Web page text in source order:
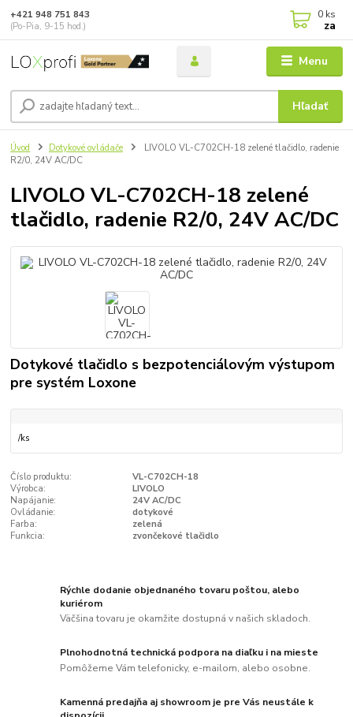
Menu
Hľadať
+421 948 751 843
(Po-Pia, 9-15 hod.)
0 ks
za
Úvod Dotykové ovládače
LIVOLO VL-C702CH-18 zelené tlačidlo, radenie
R2/0, 24V AC/DC
LIVOLO VL-C702CH-18 zelené
tlačidlo, radenie R2/0, 24V AC/DC
Dotykové tlačidlo s bezpotenciálovým výstupom
pre systém Loxone
/ks
Číslo produktu:
VL-C702CH-18
Výrobca:
LIVOLO
Napájanie:
24V AC/DC
Ovládanie:
dotykové
Farba:
zelená
Funkcia:
zvončekové tlačidlo
Rýchle dodanie objednaného tovaru poštou, alebo
kuriérom
Väčšina tovaru je okamžite dostupná v našich skladoch.
Plnohodnotná technická podpora na diaľku i na mieste
Pomôžeme Vám telefonicky, e-mailom, alebo osobne.
Kamenná predajňa aj showroom je pre Vás neustále k